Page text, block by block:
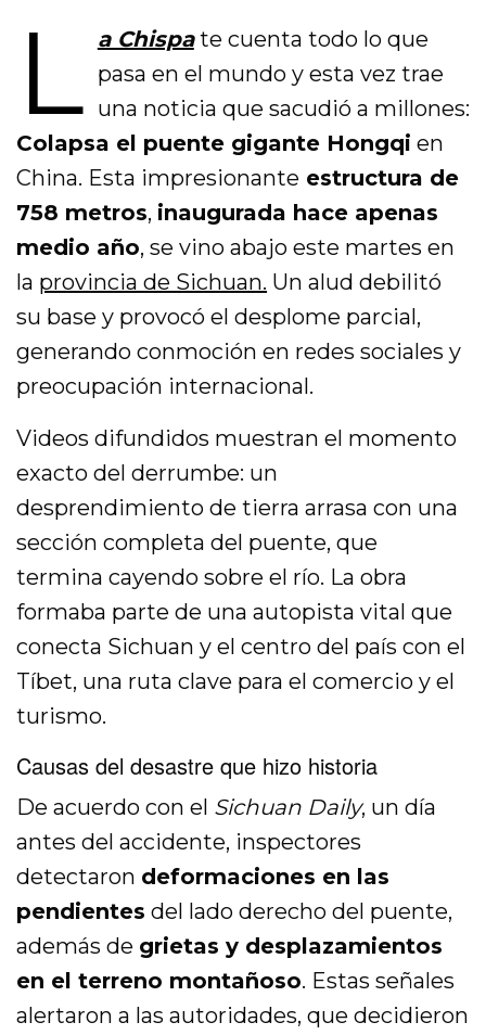
L a Chispate cuenta todo lo que
pasa en el mundo y esta vez trae
una noticia que sacudió a millones:
Colapsa el puente gigante Hongqi en
China. Esta impresionante estructura de
758 metros, inaugurada hace apenas
medio año, se vino abajo este martes en
la provincia de Sichuan. Un alud debilitó
su base y provocó el desplome parcial,
generando conmoción en redes sociales y
preocupación internacional.
Videos difundidos muestran el momento
exacto del derrumbe: un
desprendimiento de tierra arrasa con una
sección completa del puente, que
termina cayendo sobre el río. La obra
formaba parte de una autopista vital que
conecta Sichuan y el centro del país con el
Tíbet, una ruta clave para el comercio y el
turismo.
Causas del desastre que hizo historia
De acuerdo con el Sichuan Daily, un día
antes del accidente, inspectores
detectaron deformaciones en las
pendientes del lado derecho del puente,
además de grietas y desplazamientos
en el terreno montañoso. Estas señales
alertaron a las autoridades, que decidieron